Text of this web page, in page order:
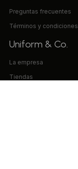
Preguntas frecuentes
Términos y condiciones
Uniform & Co.
La empresa
Tiendas